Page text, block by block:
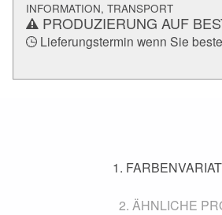
INFORMATION, TRANSPORT
PRODUZIERUNG AUF
Lieferungstermin wenn Sie
ÄHNLICHE